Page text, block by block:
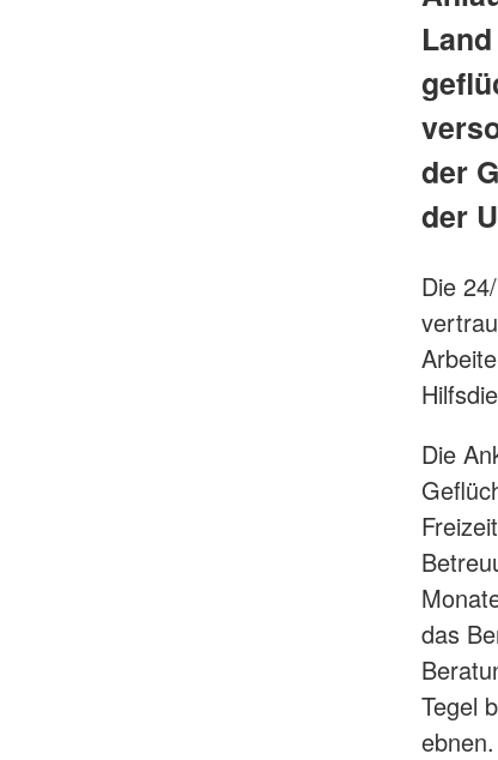
der
der
Die
Die
das
Tegel
ebnen.